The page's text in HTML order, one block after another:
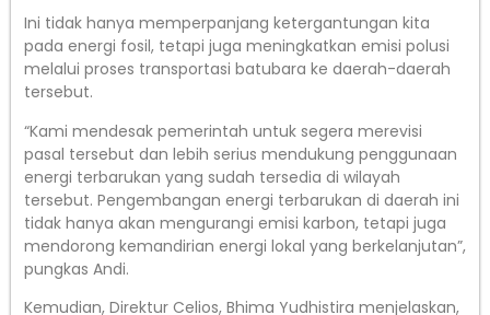
Ini tidak hanya memperpanjang ketergantungan kita
pada energi fosil, tetapi juga meningkatkan emisi polusi
melalui proses transportasi batubara ke daerah-daerah
tersebut.
“Kami mendesak pemerintah untuk segera merevisi
pasal tersebut dan lebih serius mendukung penggunaan
energi terbarukan yang sudah tersedia di wilayah
tersebut. Pengembangan energi terbarukan di daerah ini
tidak hanya akan mengurangi emisi karbon, tetapi juga
mendorong kemandirian energi lokal yang berkelanjutan”,
pungkas Andi.
Kemudian, Direktur Celios, Bhima Yudhistira menjelaskan,